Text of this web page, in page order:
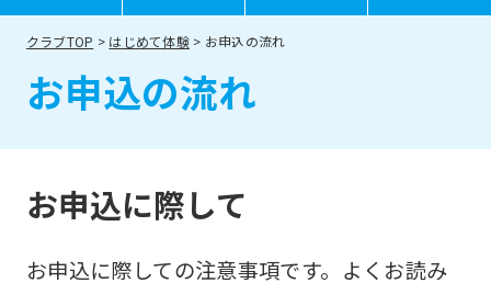
クラブTOP はじめて体験 お申込の流れ
お申込の流れ
お申込に際して
お申込に際しての注意事項です。よくお読み